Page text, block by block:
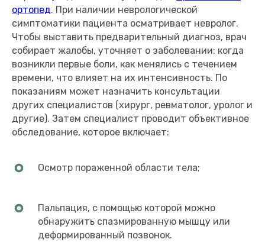
ортопед. При наличии неврологической
симптоматики пациента осматривает невролог.
Чтобы выставить предварительный диагноз, врач
собирает жалобы, уточняет о заболевании: когда
возникли первые боли, как менялись с течением
времени, что влияет на их интенсивность. По
показаниям может назначить консультации
других специалистов (хирург, ревматолог, уролог и
другие). Затем специалист проводит объективное
обследование, которое включает:
Осмотр пораженной области тела;
Пальпация, с помощью которой можно
обнаружить спазмированную мышцу или
деформированный позвонок.